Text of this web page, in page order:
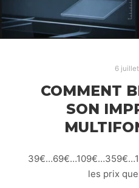
6
COMMENT
SON
les prix